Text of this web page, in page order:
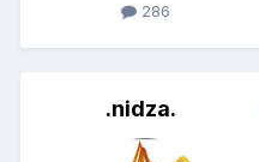
286
.nidza.